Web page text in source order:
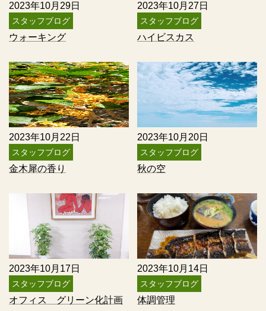
2023年10月29日
スタッフブログ
ウォーキング
2023年10月27日
スタッフブログ
ハイビスカス
2023年10月22日
スタッフブログ
金木犀の香り
2023年10月20日
スタッフブログ
秋の空
2023年10月17日
スタッフブログ
オフィス グリーン化計画
2023年10月14日
スタッフブログ
体調管理